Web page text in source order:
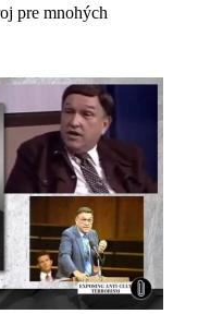
pre mnohých